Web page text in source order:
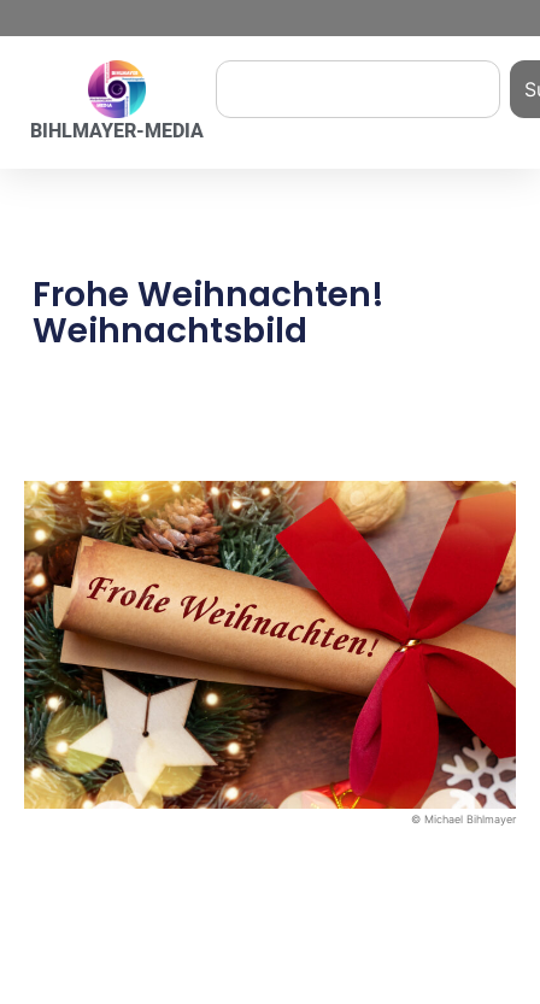
BIHLMAYER-MEDIA
Frohe Weihnachten!
Weihnachtsbild
© Michael Bihlmayer